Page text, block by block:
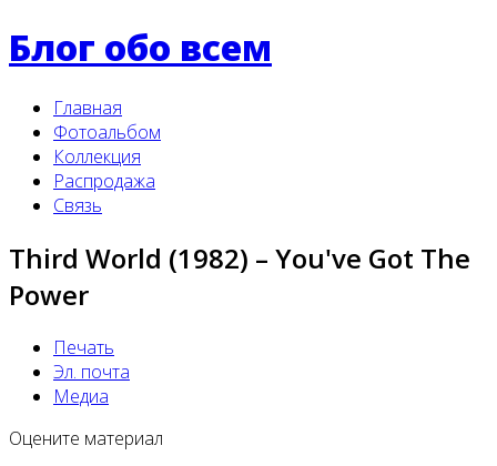
Блог обо всем
Главная
Фотоальбом
Коллекция
Распродажа
Связь
Third World (1982) ‎– You've Got The
Power
Печать
Эл. почта
Медиа
Оцените материал